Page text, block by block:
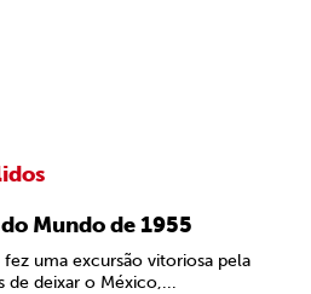
Mundo de 1955
uma excursão vitoriosa pela
de deixar o México,...